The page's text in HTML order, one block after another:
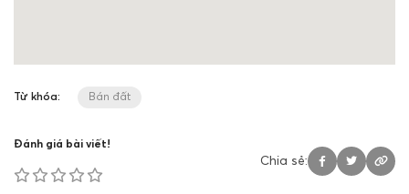
Từ khóa: Bán đất
Đánh giá bài viết!
Chia sẻ: